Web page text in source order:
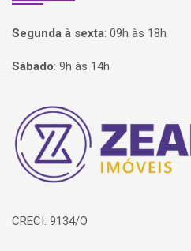
Segunda à sexta: 09h às 18h
Sábado: 9h às 14h
Página inicial
CRECI: 9134/O